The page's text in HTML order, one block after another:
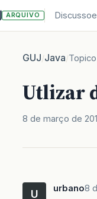
ARQUIVO
GUJ/Java/Topico
Utlizar
8 de março de
U urbano8